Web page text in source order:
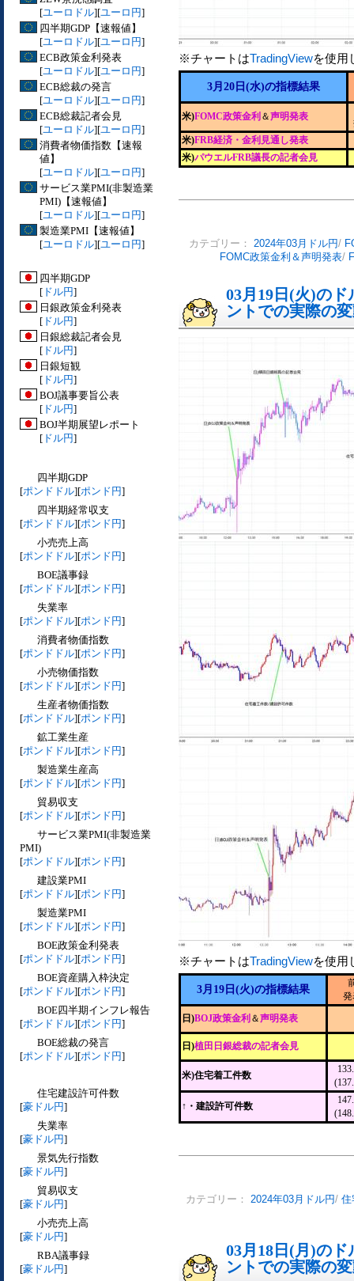
[ユーロドル][ユーロ円]
四半期GDP【速報値】
[ユーロドル][ユーロ円]
ECB政策金利発表
[ユーロドル][ユーロ円]
ECB総裁の発言
[ユーロドル][ユーロ円]
ECB総裁記者会見
[ユーロドル][ユーロ円]
消費者物価指数【速報
値】
[ユーロドル][ユーロ円]
サービス業PMI(非製造業
PMI)【速報値】
[ユーロドル][ユーロ円]
製造業PMI【速報値】
[ユーロドル][ユーロ円]
四半期GDP
[ ドル円]
日銀政策金利発表
[ ドル円]
日銀総裁記者会見
[ ドル円]
日銀短観
[ ドル円]
BOJ議事要旨公表
[ ドル円]
BOJ半期展望レポート
[ ドル円]
四半期GDP
[ポンドドル][ポンド円]
四半期経常収支
[ポンドドル][ポンド円]
小売売上高
[ポンドドル][ポンド円]
BOE議事録
[ポンドドル][ポンド円]
失業率
[ポンドドル][ポンド円]
消費者物価指数
[ポンドドル][ポンド円]
小売物価指数
[ポンドドル][ポンド円]
生産者物価指数
[ポンドドル][ポンド円]
鉱工業生産
[ポンドドル][ポンド円]
製造業生産高
[ポンドドル][ポンド円]
貿易収支
[ポンドドル][ポンド円]
サービス業PMI(非製造業
PMI)
[ポンドドル][ポンド円]
建設業PMI
[ポンドドル][ポンド円]
製造業PMI
[ポンドドル][ポンド円]
BOE政策金利発表
[ポンドドル][ポンド円]
BOE資産購入枠決定
[ポンドドル][ポンド円]
BOE四半期インフレ報告
[ポンドドル][ポンド円]
BOE総裁の発言
[ポンドドル][ポンド円]
住宅建設許可件数
[豪ドル円]
失業率
[豪ドル円]
景気先行指数
[豪ドル円]
貿易収支
[豪ドル円]
小売売上高
[豪ドル円]
RBA議事録
[豪ドル円]
※チャートはTradingViewを使用
3月20日(水)の指標結果
米)FOMC政策金利 ＆声明発表
米)FRB経済・金利見通し発表
米)パウエルFRB議長の記者会見
カテゴリー： 2024年03月ドル円/
FOMC政策金利＆声明発表/
03月19日(火)の
ントでの実際の
※チャートはTradingViewを使用
3月19日(火)の指標結果
日)BOJ政策金利 ＆声明発表
日)植田日銀総裁の記者会見
米)住宅着工件数
↑・建設許可件数
カテゴリー： 2024年03月ドル円/ 住
03月18日(月)の
ントでの実際の